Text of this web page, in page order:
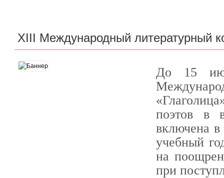
XIII Международный литературный
До 15
поэтов в
включена в
учебный
на
при